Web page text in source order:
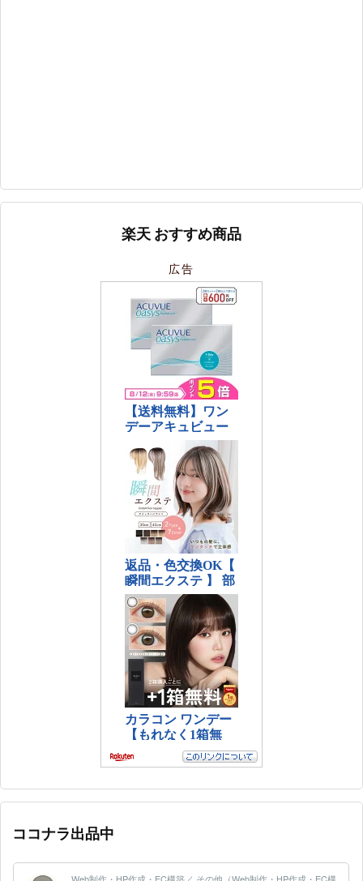
楽天 おすすめ商品
広告
ココナラ出品中